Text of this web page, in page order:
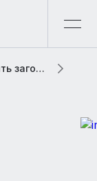
Купить загородную элитную недвижимость